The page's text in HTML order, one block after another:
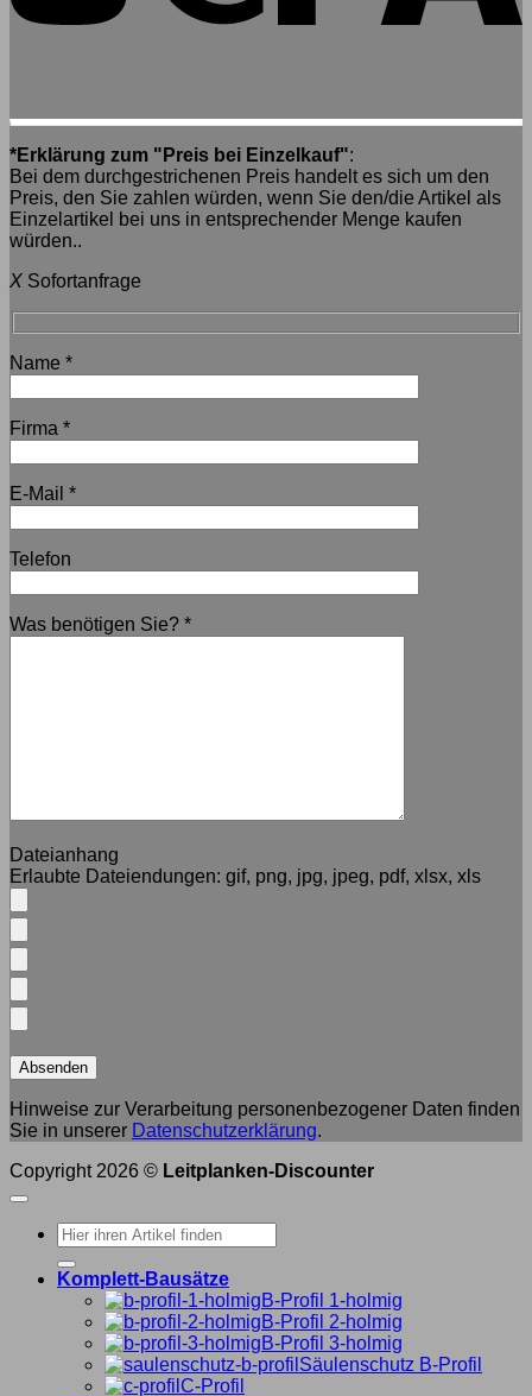
*Erklärung zum "Preis bei Einzelkauf":
Bei dem durchgestrichenen Preis handelt es sich um den
Preis, den Sie zahlen würden, wenn Sie den/die Artikel als
Einzelartikel bei uns in entsprechender Menge kaufen
würden..
X Sofortanfrage
Name *
Firma *
E-Mail *
Telefon
Was benötigen Sie? *
Dateianhang
Erlaubte Dateiendungen: gif, png, jpg, jpeg, pdf, xlsx, xls
Hinweise zur Verarbeitung personenbezogener Daten finden
Sie in unserer Datenschutzerklärung.
Copyright 2026 © Leitplanken-Discounter
Suche
nach:
Komplett-Bausätze
B-Profil 1-holmig
B-Profil 2-holmig
B-Profil 3-holmig
Säulenschutz B-Profil
C-Profil